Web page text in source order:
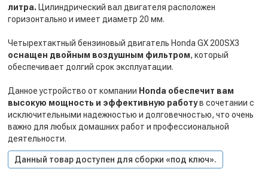
литра. Цилиндрический вал двигателя расположен
горизонтально и имеет диаметр 20 мм.
Четырехтактный бензиновый двигатель Honda GX 200SX3
оснащен двойным воздушным фильтром, который
обеспечивает долгий срок эксплуатации.
Данное устройство от компании Honda обеспечит вам
высокую мощность и эффективную работув сочетании с
исключительными надежностью и долговечностью, что очень
важно для любых домашних работ и профессиональной
деятельности.
Данный товар доступен для сборки «под ключ».